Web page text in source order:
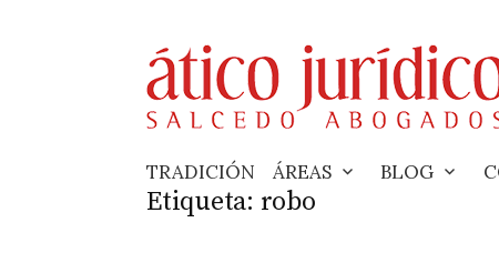
TRADICIÓN ÁREAS BLOG
Etiqueta: robo